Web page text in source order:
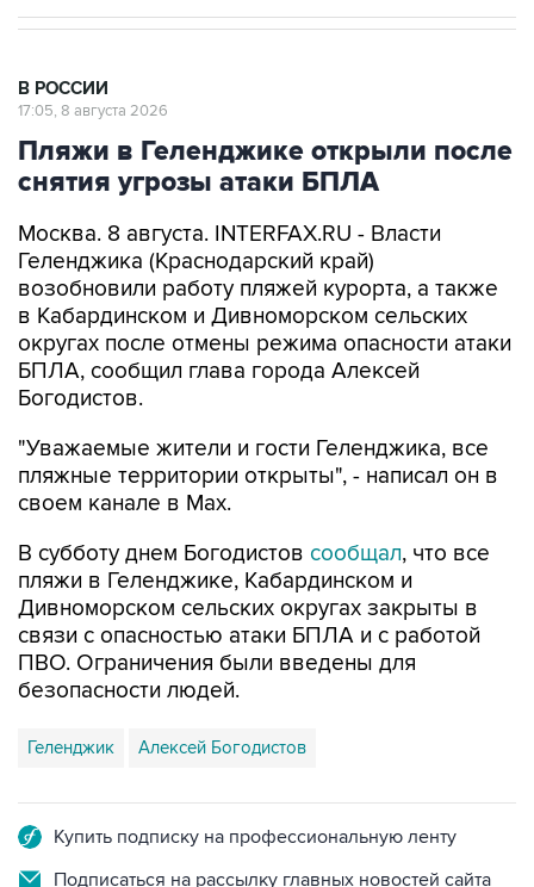
В РОССИИ
17:05, 8 августа 2026
Пляжи в Геленджике открыли после
снятия угрозы атаки БПЛА
Москва. 8 августа. INTERFAX.RU - Власти
Геленджика (Краснодарский край)
возобновили работу пляжей курорта, а также
в Кабардинском и Дивноморском сельских
округах после отмены режима опасности атаки
БПЛА, сообщил глава города Алексей
Богодистов.
"Уважаемые жители и гости Геленджика, все
пляжные территории открыты", - написал он в
своем канале в Max.
В субботу днем Богодистов сообщал, что все
пляжи в Геленджике, Кабардинском и
Дивноморском сельских округах закрыты в
связи с опасностью атаки БПЛА и с работой
ПВО. Ограничения были введены для
безопасности людей.
Геленджик Алексей Богодистов
Купить подписку на профессиональную ленту
Подписаться на рассылку главных новостей сайта